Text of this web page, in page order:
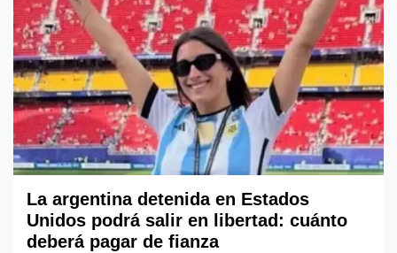
La argentina detenida en Estados
Unidos podrá salir en libertad: cuánto
deberá pagar de fianza